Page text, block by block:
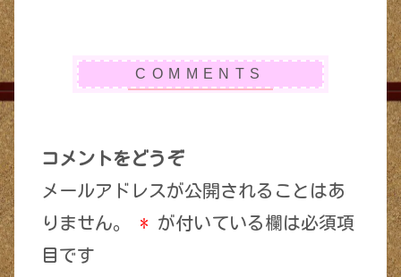
コメントをどうぞ
メールアドレスが公開されることはあ
りません。
* が付いている欄は必須項
目です